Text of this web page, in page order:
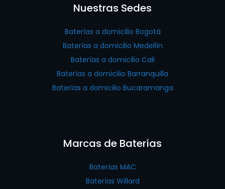
Nuestras Sedes
Baterías a domicilio Bogotá
Baterías a domicilio Medellín
Baterías a domicilio Cali
Baterías a domicilio Barranquilla
Baterías a domicilio Bucaramanga
Marcas de Baterías
Baterías MAC
Baterías Willard